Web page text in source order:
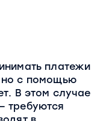
платежи
но с помощью
В этом случае
требуются